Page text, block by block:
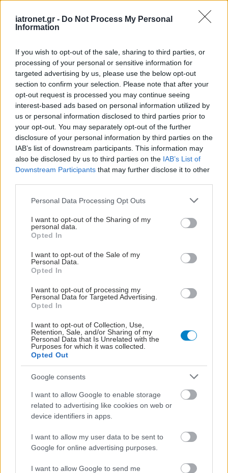
iatronet.gr - Do Not Process My Personal
Information
If you wish to opt-out of the sale, sharing to third parties, or
processing of your personal or sensitive information for
targeted advertising by us, please use the below opt-out
section to confirm your selection. Please note that after your
opt-out request is processed you may continue seeing
interest-based ads based on personal information utilized by
us or personal information disclosed to third parties prior to
your opt-out. You may separately opt-out of the further
disclosure of your personal information by third parties on the
IAB’s list of downstream participants. This information may
also be disclosed by us to third parties on the IAB’s List of
Downstream Participants that may further disclose it to other
Please note that this website/app uses one or more Google
not limited to your visit or usage behaviour. You may click to
grant or deny consent to Google and its third-party tags to
use your data for below specified purposes in below Google
consent section.
Personal Data Processing Opt Outs
I want to opt-out of the Sharing of my
personal data.
Opted In
I want to opt-out of the Sale of my
Personal Data.
Opted In
I want to opt-out of processing my
Personal Data for Targeted Advertising.
Opted In
I want to opt-out of Collection, Use,
Retention, Sale, and/or Sharing of my
Personal Data that Is Unrelated with the
Purposes for which it was collected.
Opted Out
Google consents
I want to allow Google to enable storage
related to advertising like cookies on web or
device identifiers in apps.
I want to allow my user data to be sent to
Google for online advertising purposes.
I want to allow Google to send me
ΔΕΙΤΕ ΕΠΙΣΗΣ